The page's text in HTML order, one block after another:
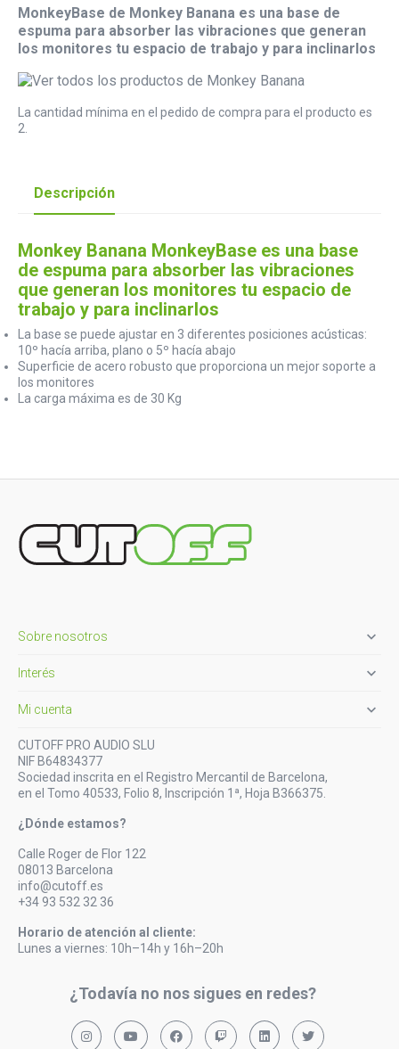
MonkeyBase de Monkey Banana es una base de
espuma para absorber las vibraciones que generan
los monitores tu espacio de trabajo y para inclinarlos
La cantidad mínima en el pedido de compra para el producto es
2.
Descripción
Monkey Banana MonkeyBase es una base
de espuma para absorber las vibraciones
que generan los monitores tu espacio de
trabajo y para inclinarlos
La base se puede ajustar en 3 diferentes posiciones acústicas:
10º hacía arriba, plano o 5º hacía abajo
Superficie de acero robusto que proporciona un mejor soporte a
los monitores
La carga máxima es de 30 Kg
Sobre nosotros 
Interés 
Mi cuenta 
CUTOFF PRO AUDIO SLU
NIF B64834377
Sociedad inscrita en el Registro Mercantil de Barcelona,
en el Tomo 40533, Folio 8, Inscripción 1ª, Hoja B366375.
¿Dónde estamos?
Calle Roger de Flor 122
08013 Barcelona
info@cutoff.es
+34 93 532 32 36
Horario de atención al cliente:
Lunes a viernes: 10h–14h y 16h–20h
¿Todavía no nos sigues en redes?